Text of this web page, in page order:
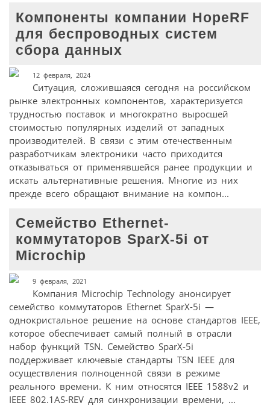
Компоненты компании HopeRF
для беспроводных систем
сбора данных
12 февраля, 2024
Ситуация, сложившаяся сегодня на российском
рынке электронных компонентов, характеризуется
трудностью поставок и многократно выросшей
стоимостью популярных изделий от западных
производителей. В связи с этим отечественным
разработчикам электроники часто приходится
отказываться от применявшейся ранее продукции и
искать альтернативные решения. Многие из них
прежде всего обращают внимание на компон...
Семейство Ethernet-
коммутаторов SparX-5i от
Microchip
9 февраля, 2021
Компания Microchip Technology анонсирует
семейство коммутаторов Ethernet SparX-5i —
однокристальное решение на основе стандартов IEEE,
которое обеспечивает самый полный в отрасли
набор функций TSN. Семейство SparX-5i
поддерживает ключевые стандарты TSN IEEE для
осуществления полноценной связи в режиме
реального времени. К ним относятся IEEE 1588v2 и
IEEE 802.1AS-REV для синхронизации времени, ...